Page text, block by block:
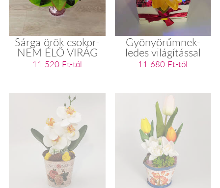
Sárga örök csokor-
NEM ÉLŐ VIRÁG
11 520 Ft-tól
Gyönyörűmnek-
ledes világítással
11 680 Ft-tól